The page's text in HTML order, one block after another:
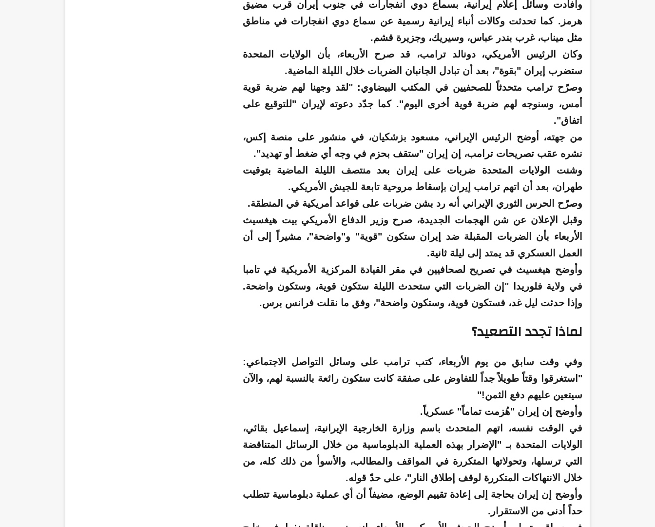
وأفادت وسائل إعلام إيرانية، بسماع دوي انفجارات في جنوب إيران قرب مضيق
هرمز. كما تحدثت وكالات أنباء إيرانية رسمية عن سماع دوي انفجارات في مناطق
مثل ميناب، غرب بندر عباس، وسيريك، وجزيرة قشم.
وكان الرئيس الأمريكي، دونالد ترامب، قد صرح الأربعاء، بأن الولايات المتحدة
ستضرب إيران "بقوة"، بعد أن تبادل الجانبان الضربات خلال الليلة الماضية.
وصرّح ترامب متحدثاً للصحفيين في المكتب البيضاوي: "لقد وجهنا لهم ضربة قوية
أمس، وسنوجه لهم ضربة قوية أخرى اليوم". كما جدّد دعوته لإيران "للتوقيع على
اتفاق".
من جهته، أوضح الرئيس الإيراني، مسعود بزشكيان، في منشور على منصة إكس،
نشره عقب تصريحات ترامب، إن إيران "ستقف بحزم في وجه أي ضغط أو تهديد".
وشنت الولايات المتحدة ضربات على إيران بعد منتصف الليلة الماضية بتوقيت
طهران، بعد أن اتهم ترامب إيران بإسقاط مروحية تابعة للجيش الأمريكي.
وصرّح الحرس الثوري الإيراني أنه رد بشن ضربات على قواعد أمريكية في المنطقة.
وقبل الإعلان عن شن الهجمات الجديدة، صرح وزير الدفاع الأمريكي بيت هيغسيث
الأربعاء بأن الضربات المقبلة ضد إيران ستكون "قوية" و"واضحة"، مشيراً إلى أن
العمل العسكري قد يمتد إلى ليلة ثانية.
وأوضح هيغسيث في تصريح لصحافيين في مقر القيادة المركزية الأمريكية في تامبا
في ولاية فلوريدا "إن الضربات التي ستحدث الليلة ستكون قوية، وستكون واضحة.
وإذا حدثت ليل غد، فستكون قوية، وستكون واضحة"، وفق ما نقلت فرانس برس.
لماذا تجدد التصعيد؟
وفي وقت سابق من يوم الأربعاء، كتب ترامب على وسائل التواصل الاجتماعي:
"استغرقوا وقتاً طويلاً جداً للتفاوض على صفقة كانت ستكون رائعة بالنسبة لهم، والآن
سيتعين عليهم دفع الثمن!"
وأوضح إن إيران "هُزمت تماماً" عسكرياً.
في الوقت نفسه، اتهم المتحدث باسم وزارة الخارجية الإيرانية، إسماعيل بقائي،
الولايات المتحدة بـ "الإضرار بهذه العملية الدبلوماسية من خلال الرسائل المتناقضة
التي ترسلها، وتحولاتها المتكررة في المواقف والمطالب، والأسوأ من ذلك كله، من
خلال الانتهاكات المتكررة لوقف إطلاق النار"، على حدّ قوله.
وأوضح إن إيران بحاجة إلى إعادة تقييم الوضع، مضيفاً أن أي عملية دبلوماسية تتطلب
حداً أدنى من الاستقرار.